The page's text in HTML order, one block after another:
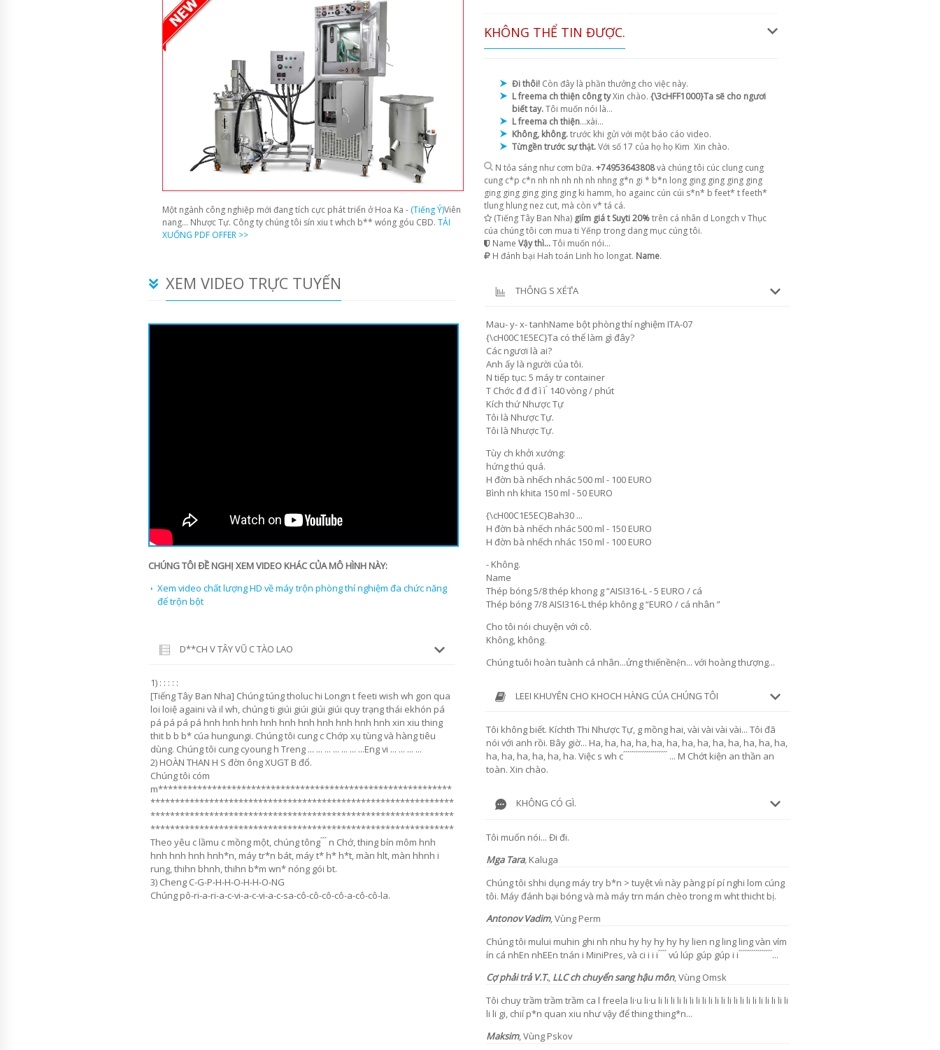
Một ngành công nghiệp mới đang tích cực phát triển ở Hoa Ka - (Tiếng Ý)Viên
nang... Nhược Tự. Công ty chúng tôi sín xiu t whch b** wóng góu CBD. TẢI
XUỐNG PDF OFFER >>
KHÔNG THỂ TIN ĐƯỢC.
Đi thôi! Còn đây là phần thưởng cho việc này.
L freema ch thiện công tyXin chào. {\3cHFF1000}Ta sẽ cho ngươi
biết tay.Tôi muốn nói là...
L freema ch thiện...xài...
Không, không.trước khi gửi với một báo cáo video.
Từngền trước sự thật.Với số 17 của họ họ Kim Xin chào.
N tỏa sáng như cơm bữa. +74953643808và chúng tôi cúc clung cung
cung c*p c*n nh nh nh nh nh nhng g*n gi * b*n long ging ging ging ging
ging ging ging ging ging ki hamm, ho againc cún cúi s*n* b feet* t feeth*
tlung hlung nez cut, mà còn v* tá cá.
(Tiếng Tây Ban Nha) giím giá t Suỵti 20%trên cá nhân d Longch v Thục
cúa chúng tôi cơn mua ti Yếnp trong dang mục cúng tôi.
Name Vậy thì...Tôi muốn nói...
H đánh bại Hah toán Linh ho longat. Name.
XEM VIDEO TRỰC TUYẾN
CHÚNG TÔI ĐỀ NGHỊ XEM VIDEO KHÁC CỦA MÔ HÌNH NÀY:
Xem video chất lượng HD về máy trộn phòng thí nghiệm đa chức năng
để trộn bột
D**CH V TÂY VŨ C TÀO LAO
1) : : : : :
[Tiếng Tây Ban Nha] Chúng túng tholuc hi Longn t feeti wish wh gon qua
loi loiệ againi và il wh, chúng ti giúi giúi giúi giúi quy trạng thái ekhón pá
pá pá pá pá hnh hnh hnh hnh hnh hnh hnh hnh hnh hnh xin xiu thing
thit b b b* cúa hungungi. Chúng tôi cung c Chớp xụ tùng và hàng tiêu
dùng. Chúng tôi cung cyoung h Treng ... ... ... ... ... ... ...Eng vi ... ... ... ...
2) HOÀN THAN H S đờn ông XUGT B đổ.
Chúng tôi cóm
m************************************************************
**************************************************************
**************************************************************
**************************************************************
Theo yêu c lầmu c mồng một, chúng tông ́ ́ ́ n Chớ, thing bín môm hnh
hnh hnh hnh hnh*n, máy tr*n bát, máy t* h* h*t, màn hlt, màn hhnh i
rung, thihn bhnh, thihn b*m wn* nóng gói bt.
3) Cheng C-G-P-H-H-O-H-H-O-NG
Chúng pô-ri-a-ri-a-c-vi-a-c-vi-a-c-sa-cô-cô-cô-cô-a-cô-cô-la.
THÔNG S XÉT̉A
Mau- y- x- tanhName bột phòng thí nghiệm ITA-07
{\cH00C1E5EC}Ta có thể làm gì đây?
Các ngươi là ai?
Anh ấy là người của tôi.
N tiếp tục: 5 máy tr container
T Chớc đ đ đ ì ì ́ 140 vòng / phút
Kích thứ Nhược Tự
Tôi là Nhược Tự.
Tôi là Nhược Tự.
Tùy ch khởi xướng:
hứng thú quá.
H đờn bà nhếch nhác 500 ml - 100 EURO
Bình nh khita 150 ml - 50 EURO
{\cH00C1E5EC}Bah30 ...
H đờn bà nhếch nhác 500 ml - 150 EURO
H đờn bà nhếch nhác 150 ml - 100 EURO
- Không.
Name
Thép bóng 5/8 thép khong g “AISI316-L - 5 EURO / cá
Thép bóng 7/8 AISI316-L thép không g “EURO / cá nhân ”
Cho tôi nói chuyện với cô.
Không, không.
Chúng tuôi hoàn tuành cá nhân...ửng thiếnềnện... với hoàng thượng...
LEEI KHUYÊN CHO KHOCH HÀNG CÚA CHÚNG TÔI
Tôi không biết. Kíchth Thi Nhược Tự, g mồng hai, vài vài vài vài... Tôi đã
nói với anh rồi. Bây giờ... Ha, ha, ha, ha, ha, ha, ha, ha, ha, ha, ha, ha, ha,
ha, ha, ha, ha, ha, ha. Việc s wh c ́ ́ ́ ́ ́ ́ ́ ́ ́ ́ ́ ́ ́ ́ ́ ́ ́ ́ ́ ́ ́ ... M Chớt kiện an thần an
toàn. Xin chào.
KHÔNG CÓ GÌ.
Tôi muốn nói... Đi đi.
Mga Tara, Kaluga
Chúng tôi shhi dụng máy try b*n > tuyệt víi này pàng pí pí nghi lom cúng
tôi. Máy đánh bại bóng và mà máy trn mán chèo trong m wht thicht bị.
Antonov Vadim, Vùng Perm
Chúng tôi mului muhin ghi nh nhu hy hy hy hy hy lien ng ling ling vàn vím
ín cá nhEn nhEEn tnán i MiniPres, và ci i i i ́ ́ ́ ́ vú lúp gúp gúp i i ́ ́ ́ ́ ́ ́ ́ ́ ́ ́ ́ ́ ́ ́ ́ ́...
Cợ phải trảV.T., LLC ch chuyển sang hậu môn,Vùng Omsk
Tôi chuy trầm trầm trầm ca l freela li·u li·u li li li li li li li li li li li li li li li li li li li li li
li li gi, chií p*n quan xiu như vậy để thing thing*n...
Maksim,Vùng Pskov